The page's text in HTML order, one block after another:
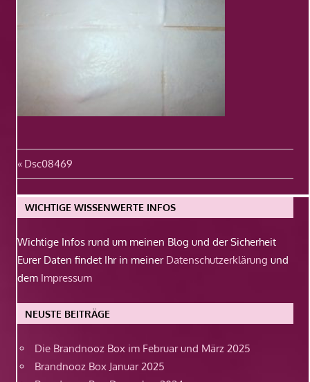
Beitragsnavigation
Vorheriger
Beitrag:
Dsc08469
WICHTIGE WISSENWERTE INFOS
Wichtige Infos rund um meinen Blog und der Sicherheit
Eurer Daten findet Ihr in meiner Datenschutzerklärung und
dem Impressum
NEUSTE BEITRÄGE
Die Brandnooz Box im Februar und März 2025
Brandnooz Box Januar 2025